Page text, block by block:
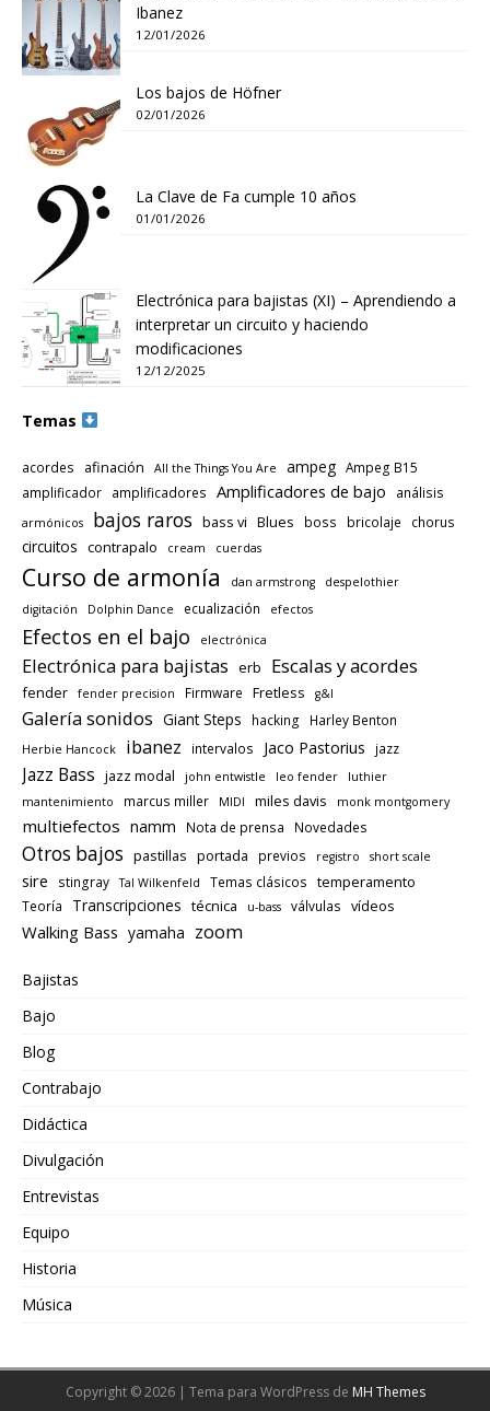
Ibanez
12/01/2026
Los bajos de Höfner
02/01/2026
La Clave de Fa cumple 10 años
01/01/2026
Electrónica para bajistas (XI) – Aprendiendo a
interpretar un circuito y haciendo
modificaciones
12/12/2025
Temas
acordes afinación All the Things You Are ampeg Ampeg B15
amplificador
amplificadores Amplificadores de bajo análisis
armónicos bajos raros bass vi Blues boss bricolaje chorus
circuitos contrapalo cream cuerdas
Curso de armonía dan armstrong
despelothier
digitación
Dolphin Dance ecualización efectos
Efectos en el bajo electrónica
Electrónica para bajistas erb Escalas y acordes
fender fender precision Firmware Fretless g&l
Galería sonidos Giant Steps hacking Harley Benton
Herbie Hancock ibanez intervalos Jaco Pastorius jazz
Jazz Bass jazz modal john entwistle leo fender
luthier
mantenimiento
marcus miller MIDI miles davis monk montgomery
multiefectos namm Nota de prensa Novedades
Otros bajos pastillas portada previos registro short scale
sire stingray Tal Wilkenfeld Temas clásicos temperamento
Teoría Transcripciones técnica u-bass válvulas vídeos
Walking Bass yamaha zoom
Bajistas
Bajo
Blog
Contrabajo
Didáctica
Divulgación
Entrevistas
Equipo
Historia
Música
Copyright © 2026 | Tema para WordPress de MH Themes